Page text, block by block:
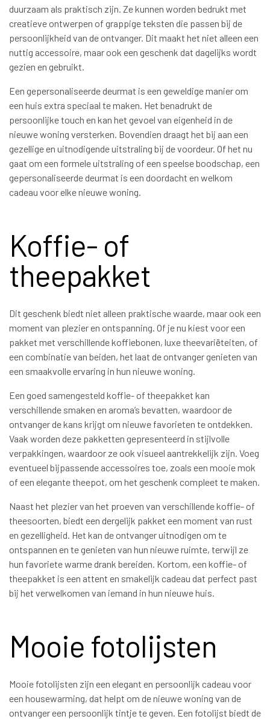
duurzaam als praktisch zijn. Ze kunnen worden bedrukt met
creatieve ontwerpen of grappige teksten die passen bij de
persoonlijkheid van de ontvanger. Dit maakt het niet alleen een
nuttig accessoire, maar ook een geschenk dat dagelijks wordt
gezien en gebruikt.
Een gepersonaliseerde deurmat is een geweldige manier om
een huis extra speciaal te maken. Het benadrukt de
persoonlijke touch en kan het gevoel van eigenheid in de
nieuwe woning versterken. Bovendien draagt het bij aan een
gezellige en uitnodigende uitstraling bij de voordeur. Of het nu
gaat om een formele uitstraling of een speelse boodschap, een
gepersonaliseerde deurmat is een doordacht en welkom
cadeau voor elke nieuwe woning.
Koffie- of
theepakket
Dit geschenk biedt niet alleen praktische waarde, maar ook een
moment van plezier en ontspanning. Of je nu kiest voor een
pakket met verschillende koffiebonen, luxe theevariëteiten, of
een combinatie van beiden, het laat de ontvanger genieten van
een smaakvolle ervaring in hun nieuwe woning.
Een goed samengesteld koffie- of theepakket kan
verschillende smaken en aroma’s bevatten, waardoor de
ontvanger de kans krijgt om nieuwe favorieten te ontdekken.
Vaak worden deze pakketten gepresenteerd in stijlvolle
verpakkingen, waardoor ze ook visueel aantrekkelijk zijn. Voeg
eventueel bijpassende accessoires toe, zoals een mooie mok
of een elegante theepot, om het geschenk compleet te maken.
Naast het plezier van het proeven van verschillende koffie- of
theesoorten, biedt een dergelijk pakket een moment van rust
en gezelligheid. Het kan de ontvanger uitnodigen om te
ontspannen en te genieten van hun nieuwe ruimte, terwijl ze
hun favoriete warme drank bereiden. Kortom, een koffie- of
theepakket is een attent en smakelijk cadeau dat perfect past
bij het verwelkomen van iemand in hun nieuwe huis.
Mooie fotolijsten
Mooie fotolijsten zijn een elegant en persoonlijk cadeau voor
een housewarming, dat helpt om de nieuwe woning van de
ontvanger een persoonlijk tintje te geven. Een fotolijst biedt de